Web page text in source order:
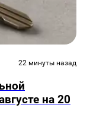
22 минуты назад
на 20